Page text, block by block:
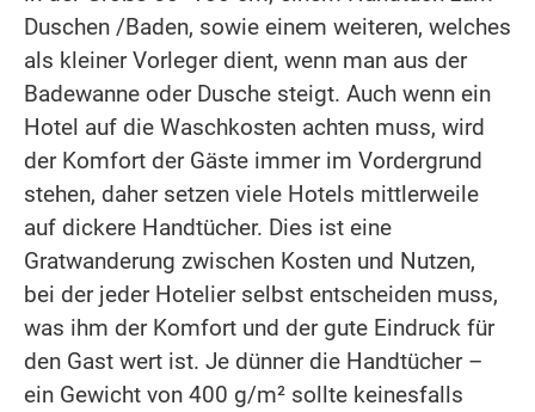
Duschen /Baden, sowie einem weiteren, welches
als kleiner Vorleger dient, wenn man aus der
Badewanne oder Dusche steigt. Auch wenn ein
Hotel auf die Waschkosten achten muss, wird
der Komfort der Gäste immer im Vordergrund
stehen, daher setzen viele Hotels mittlerweile
auf dickere Handtücher. Dies ist eine
Gratwanderung zwischen Kosten und Nutzen,
bei der jeder Hotelier selbst entscheiden muss,
was ihm der Komfort und der gute Eindruck für
den Gast wert ist. Je dünner die Handtücher –
ein Gewicht von 400 g/m² sollte keinesfalls